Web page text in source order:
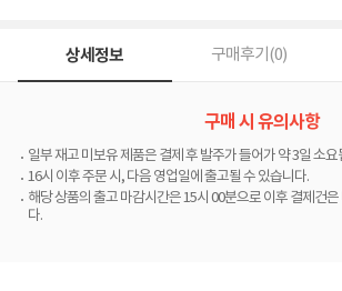
상세정보 구매후기(0)
구매 시 유의사항
일부 재고 미보유 제품은 결제 후 발주가 들어가 약 3일 소요
16시 이후 주문 시, 다음 영업일에 출고될 수 있습니다.
해당 상품의 출고 마감시간은 15시 00분으로 이후 결제건
다.